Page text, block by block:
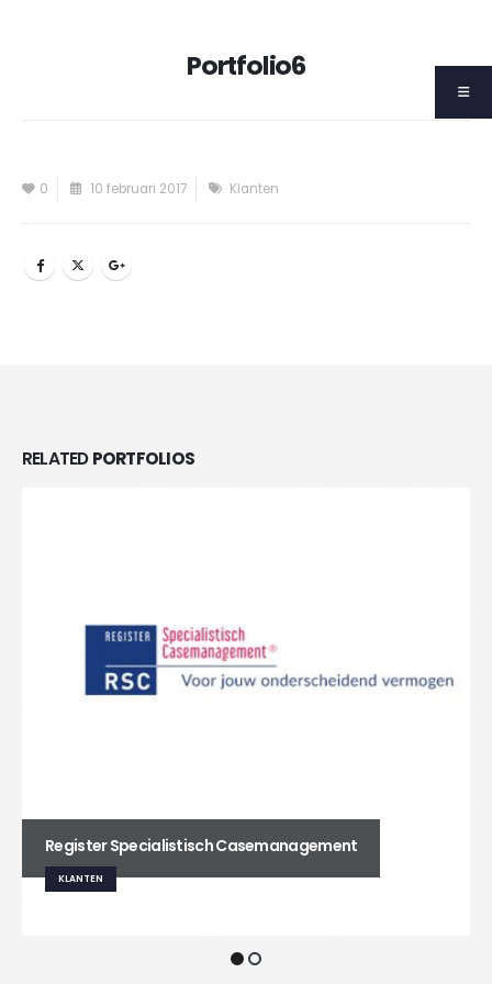
Portfolio6
0 10 februari 2017 Klanten
RELATEDPORTFOLIOS
Register Specialistisch Casemanagement
KLANTEN